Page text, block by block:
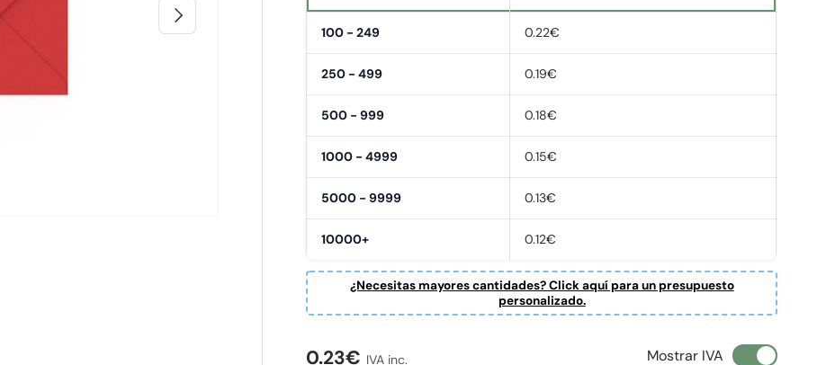
Siguiente
100 - 249 0.22€
250 - 499 0.19€
500 - 999 0.18€
1000 - 4999 0.15€
5000 - 9999 0.13€
10000+ 0.12€
¿Necesitas mayores cantidades? Click aquí para un presupuesto
personalizado.
Precio normal
0.23€ IVA inc. Mostrar IVA